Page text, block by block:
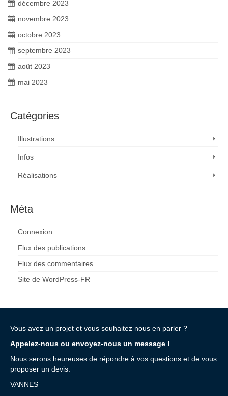
décembre 2023
novembre 2023
octobre 2023
septembre 2023
août 2023
mai 2023
Catégories
Illustrations
Infos
Réalisations
Méta
Connexion
Flux des publications
Flux des commentaires
Site de WordPress-FR
Vous avez un projet et vous souhaitez nous en parler ?
Appelez-nous ou envoyez-nous un message !
Nous serons heureuses de répondre à vos questions et de vous
proposer un devis.
VANNES